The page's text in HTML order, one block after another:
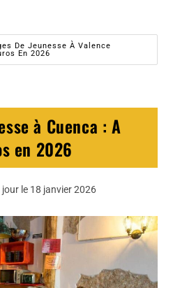
De Jeunesse À Valence
En 2026
à Cuenca : A
en 2026
jour le 18 janvier 2026